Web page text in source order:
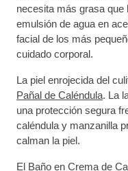
necesita más grasa
emulsión de agua en
facial de los más
cuidado corporal.
La piel enrojecida del
Pañal de Caléndula. La
una protección segura
caléndula y manzanilla
calman la piel.
El Baño en Crema de